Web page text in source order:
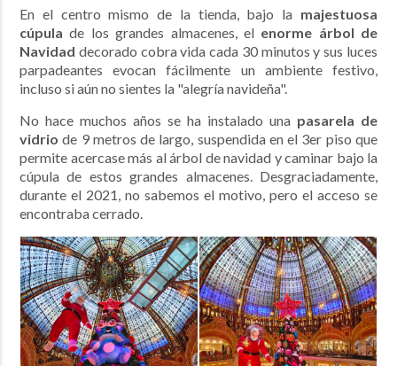
En el centro mismo de la tienda, bajo la majestuosa
cúpula de los grandes almacenes, el enorme árbol de
Navidad decorado cobra vida cada 30 minutos y sus luces
parpadeantes evocan fácilmente un ambiente festivo,
incluso si aún no sientes la "alegría navideña".
No hace muchos años se ha instalado una pasarela de
vidrio de 9 metros de largo, suspendida en el 3er piso que
permite acercase más al árbol de navidad y caminar bajo la
cúpula de estos grandes almacenes. Desgraciadamente,
durante el 2021, no sabemos el motivo, pero el acceso se
encontraba cerrado.